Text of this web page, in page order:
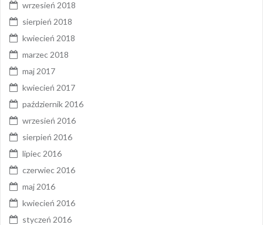
wrzesień 2018
sierpień 2018
kwiecień 2018
marzec 2018
maj 2017
kwiecień 2017
październik 2016
wrzesień 2016
sierpień 2016
lipiec 2016
czerwiec 2016
maj 2016
kwiecień 2016
styczeń 2016